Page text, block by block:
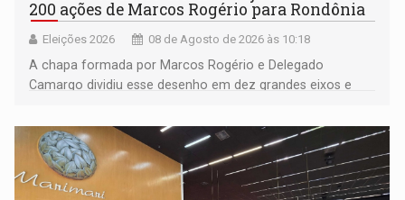
200 ações de Marcos Rogério para Rondônia
Eleições 2026 08 de Agosto de 2026 às 10:18
A chapa formada por Marcos Rogério e Delegado
Camargo dividiu esse desenho em dez grandes eixos e